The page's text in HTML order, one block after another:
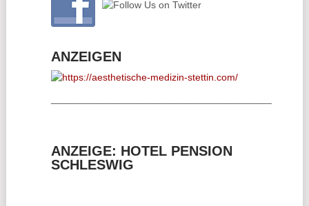
ANZEIGEN
ANZEIGE: HOTEL PENSION
SCHLESWIG